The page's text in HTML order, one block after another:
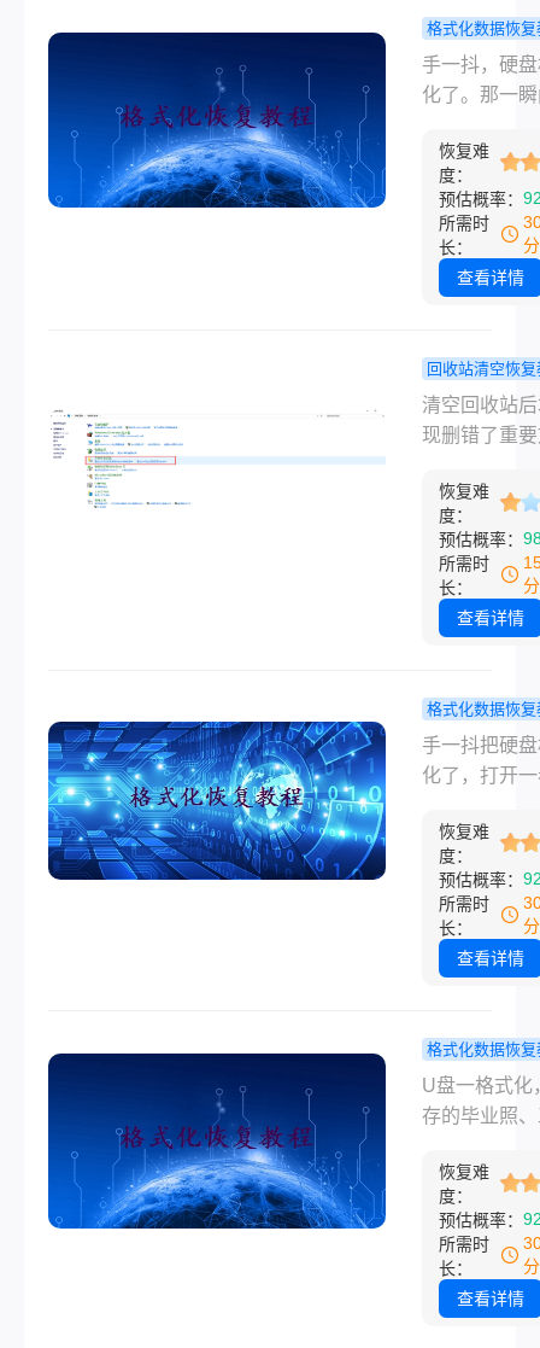
楚，覆盖误
空、U盘文件
设备损坏等
况。
情况，文件
心里确实慌
会按从简单
的顺序，介
实用的恢复
覆盖误删、
化、分区丢
备异常等常
况。
格式化数据恢复
硬盘格式化
恢复数据吗
法！
手一抖，硬
化了。那一
题：硬盘格
能恢复数据
案是——大概
能，但你得
多人误以为
是把文件索
了，真正的
躺在硬盘扇
盖，就有机
来。这篇文
易到难、从
付费的顺序
正管用的恢
全列出来，
恢复难
度：
预估概率：
所需时
长：
查看详情
回收站清空恢
Win10清空
站后文件还
实测有效！
清空回收站
现删错了重
人都遇到过
反应往往是
觉得文件彻
了。其实
删除文件的
删除或清空
后，系统只
件占用的磁
际数据还在
位置，直到
写入将其覆
就给了我们
机会。本文
从简单到复
序，介绍几个
删除了怎么
方法，你可
自己的情况
恢复难
度：
预估概率：
所需时
长：
查看详情
格式化数据恢复
硬盘格式化
急着哭，这
过！
手一抖把硬
化了，打开
绝望我太懂
盘格式化后
么恢复？说
能不能找回
大程度上取
西。好消息
要数据没被
大部分情况
文章我按从
复杂、从免
费的顺序，
试过的几个
法全列出来
着做就行。
恢复难
度：
预估概率：
所需时
长：
查看详情
格式化数据恢复
盘格式化怎
复？亲测有
在这了！
U盘一格式化
存的毕业照
资料好像瞬
了，当时那
真的崩。去
己就踩过这
——给U盘装
恢复难
度：
预估概率：
所需时
长：
查看详情